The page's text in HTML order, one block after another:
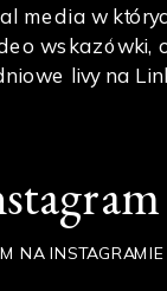
media w
wskazówki,
livy na
NA INSTAGRAMIE